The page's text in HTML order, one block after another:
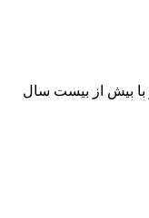
با بیش از بیست سال